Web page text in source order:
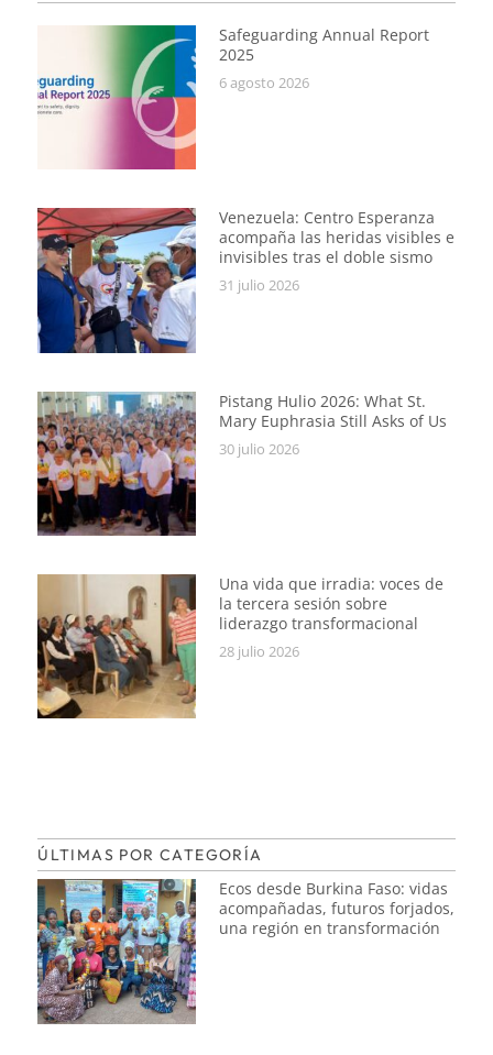
Safeguarding Annual Report
2025
6 agosto 2026
Venezuela: Centro Esperanza
acompaña las heridas visibles e
invisibles tras el doble sismo
31 julio 2026
Pistang Hulio 2026: What St.
Mary Euphrasia Still Asks of Us
30 julio 2026
Una vida que irradia: voces de
la tercera sesión sobre
liderazgo transformacional
28 julio 2026
ÚLTIMAS POR CATEGORÍA
Ecos desde Burkina Faso: vidas
acompañadas, futuros forjados,
una región en transformación